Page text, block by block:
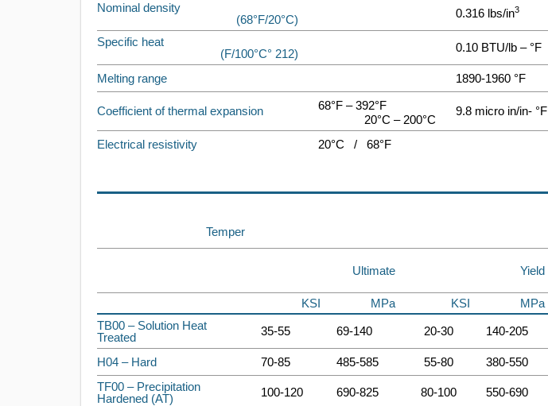
Nominal density
(68°F/20°C)
0.316 lbs/in3
Specific heat
(212 °F/100°C)
0.10 BTU/lb – °F
Melting range 1890-1960 °F
Coefficient of thermal expansion
68°F – 392°F
20°C – 200°C
9.8 micro in/in- °F
Electrical resistivity 20°C / 68°F
Temper
Ultimate Yield
KSI MPa KSI MPa
TB00 – Solution Heat
Treated
35-55 69-140 20-30 140-205
H04 – Hard 70-85 485-585 55-80 380-550
TF00 – Precipitation
Hardened (AT)
100-120 690-825 80-100 550-690